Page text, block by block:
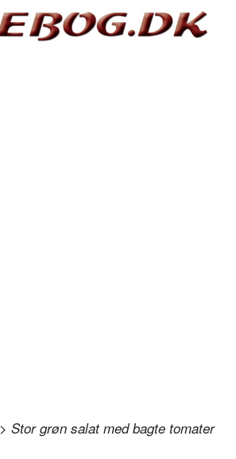
> Stor grøn salat med bagte tomater